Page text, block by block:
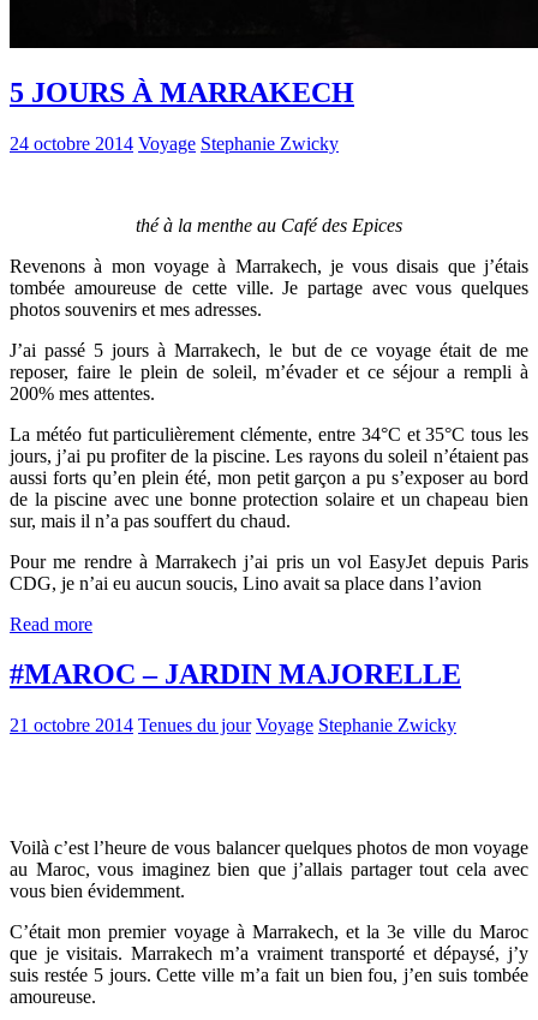
5 JOURS À MARRAKECH
24 octobre 2014 Voyage Stephanie Zwicky
thé à la menthe au Café des Epices
Revenons à mon voyage à Marrakech, je vous disais que j’étais
tombée amoureuse de cette ville. Je partage avec vous quelques
photos souvenirs et mes adresses.
J’ai passé 5 jours à Marrakech, le but de ce voyage était de me
reposer, faire le plein de soleil, m’évader et ce séjour a rempli à
200% mes attentes.
La météo fut particulièrement clémente, entre 34°C et 35°C tous les
jours, j’ai pu profiter de la piscine. Les rayons du soleil n’étaient pas
aussi forts qu’en plein été, mon petit garçon a pu s’exposer au bord
de la piscine avec une bonne protection solaire et un chapeau bien
sur, mais il n’a pas souffert du chaud.
Pour me rendre à Marrakech j’ai pris un vol EasyJet depuis Paris
CDG, je n’ai eu aucun soucis, Lino avait sa place dans l’avion
Read more
#MAROC – JARDIN MAJORELLE
21 octobre 2014 Tenues du jour Voyage Stephanie Zwicky
Voilà c’est l’heure de vous balancer quelques photos de mon voyage
au Maroc, vous imaginez bien que j’allais partager tout cela avec
vous bien évidemment.
C’était mon premier voyage à Marrakech, et la 3e ville du Maroc
que je visitais. Marrakech m’a vraiment transporté et dépaysé, j’y
suis restée 5 jours. Cette ville m’a fait un bien fou, j’en suis tombée
amoureuse.